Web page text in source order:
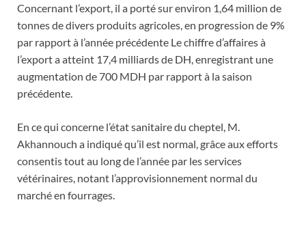
Concernant l’export, il a porté sur environ 1,64 million de
tonnes de divers produits agricoles, en progression de 9%
par rapport à l’année précédente Le chiffre d’affaires à
l’export a atteint 17,4 milliards de DH, enregistrant une
augmentation de 700 MDH par rapport à la saison
précédente.
En ce qui concerne l’état sanitaire du cheptel, M.
Akhannouch a indiqué qu’il est normal, grâce aux efforts
consentis tout au long de l’année par les services
vétérinaires, notant l’approvisionnement normal du
marché en fourrages.